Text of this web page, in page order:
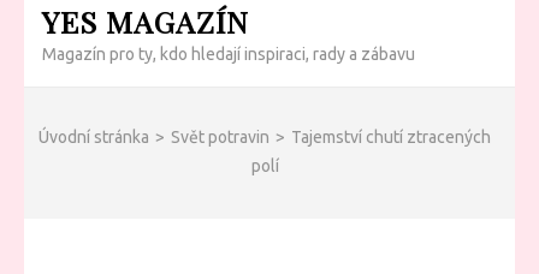
YES MAGAZÍN
Magazín pro ty, kdo hledají inspiraci, rady a zábavu
Úvodní stránka > Svět potravin > Tajemství chutí ztracených
polí